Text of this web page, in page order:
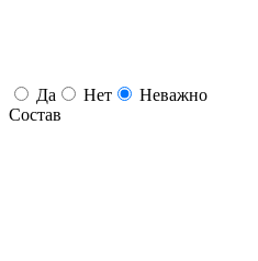
Да Нет
Неважно
Состав